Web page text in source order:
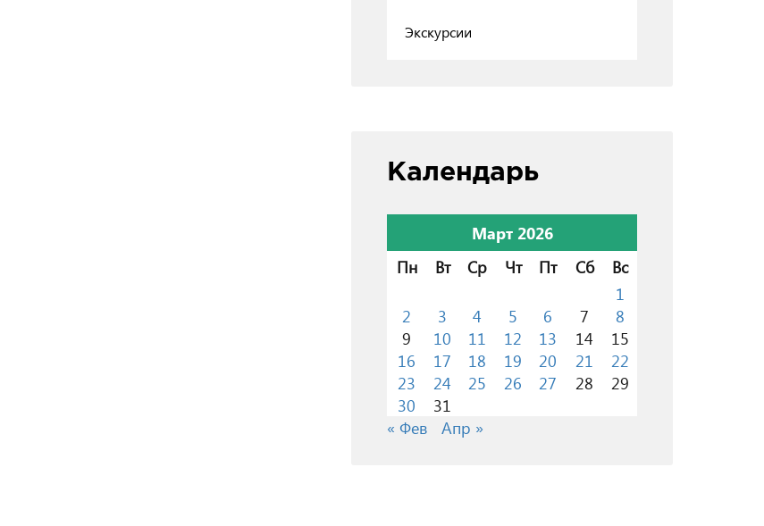
Экскурсии
Календарь
Март 2026
Пн
Вт Ср Чт Пт Сб
Вс
1
2
3 4 5 6 7
8
9
10 11 12 13 14
15
16
17 18 19 20 21
22
23
24 25 26 27 28
29
30
31
« Фев
Апр »